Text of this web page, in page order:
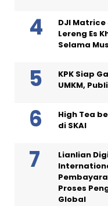
DJI Matrice
Lereng Es
Selama
KPK Siap
UMKM,
High Tea
di SKAI
Lianlian
Proses
Global